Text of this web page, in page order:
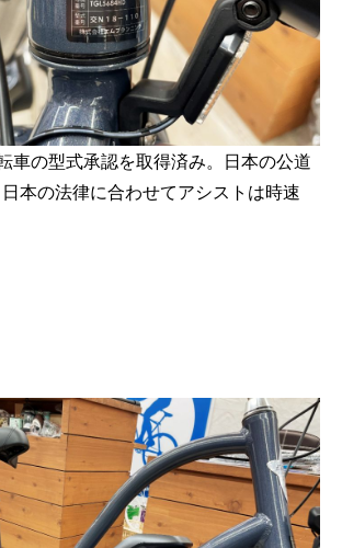
車の型式承認を取得済み。日本の公道
本の法律に合わせてアシストは時速